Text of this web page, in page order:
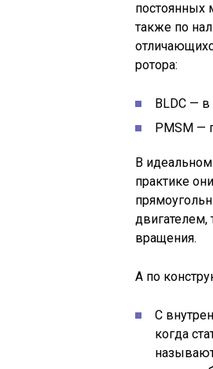
постоянных
также по
ротора:
BLDC —
PMSM —
В
практике
вращения.
А по
С
когда